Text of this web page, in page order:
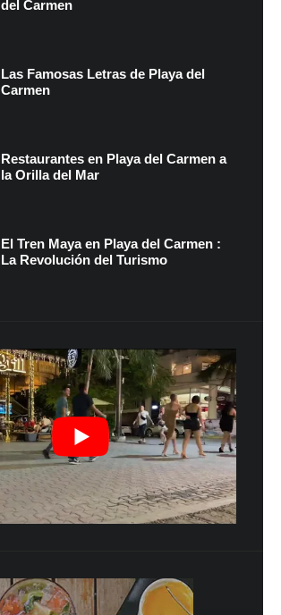
del Carmen
Las Famosas Letras de Playa del
Carmen
Restaurantes en Playa del Carmen a
la Orilla del Mar
El Tren Maya en Playa del Carmen :
La Revolución del Turismo